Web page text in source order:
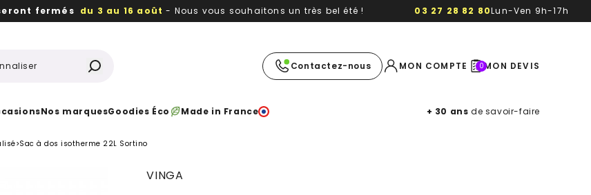
fermés du 3 au 16 août - Nous vous souhaitons un très bel été !
03 27 28 82 80Lun-Ven 9h-17h
Contactez-nous MON COMPTE 0MON DEVIS
Nos marquesGoodies Éco Made in France + 30 ans de savoir-faire
>Sac à dos isotherme 22L Sortino
VINGA